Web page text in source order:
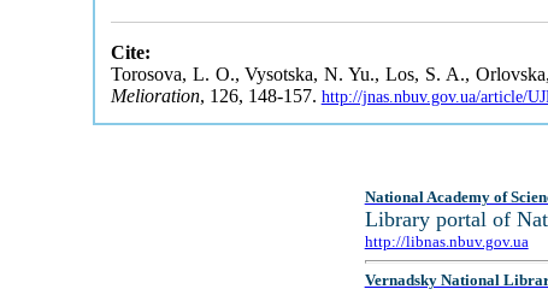
Cite:
Torosova, L. O., Vysotska, N. Yu., Los, S. A.,
Melioration, 126, 148-157. http://jnas.nbuv.gov.ua/article/
National Academy of
Library portal of
http://libnas.nbuv.gov.ua
Vernadsky National